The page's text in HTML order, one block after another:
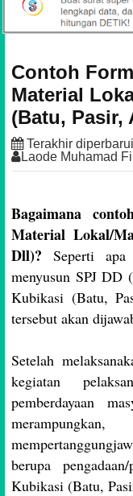
Contoh
Material
(Batu, Pasir,
Terakhir
Laode Muhamad
Bagaimana
Material Lokal/
Dll)? Seperti apa
menyusun SPJ DD
Kubikasi (Batu,
tersebut akan
Setelah
kegiatan
pemberdayaan
berupa
Kubikasi (Batu,